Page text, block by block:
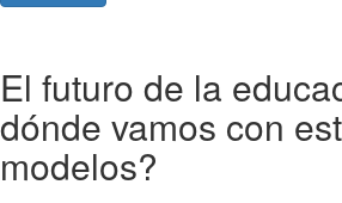
El futuro de la
dónde vamos con
modelos?